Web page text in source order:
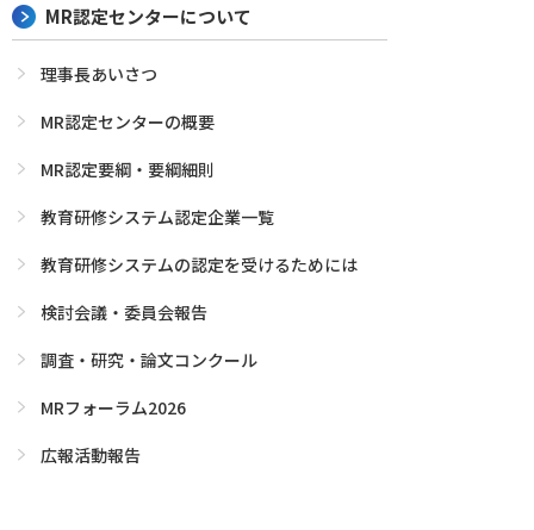
MR認定センターについて
理事長あいさつ
MR認定センターの概要
MR認定要綱・要綱細則
教育研修システム認定企業一覧
教育研修システムの認定を受けるためには
検討会議・委員会報告
調査・研究・論文コンクール
MRフォーラム2026
広報活動報告